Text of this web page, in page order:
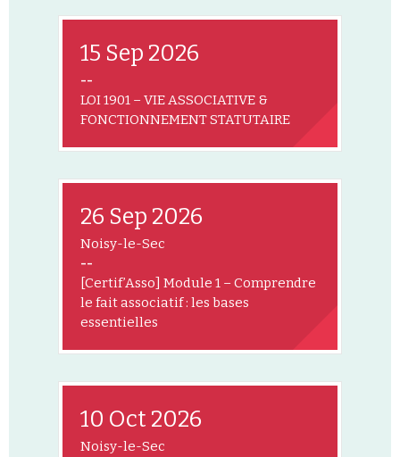
15 Sep 2026
--
LOI 1901 – VIE ASSOCIATIVE &
FONCTIONNEMENT STATUTAIRE
26 Sep 2026
Noisy-le-Sec
--
[Certif’Asso] Module 1 – Comprendre
le fait associatif : les bases
essentielles
10 Oct 2026
Noisy-le-Sec